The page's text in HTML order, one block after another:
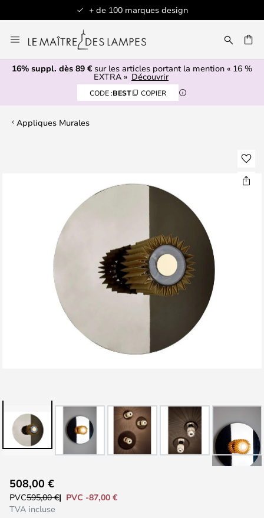
+ de 100 marques design
au
contenu
16% suppl. dès 89 € sur les articles portant la mention « 16 %
EXTRA » Découvrir
CODE :BEST COPIER
Appliques Murales
to
the
508,00 €
PVC595,00 €
PVC -87,00 €
TVA incluse